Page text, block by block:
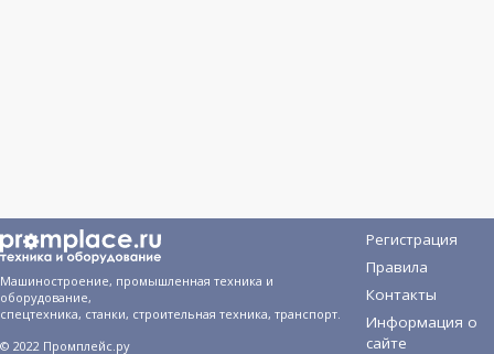
Машиностроение, промышленная техника и
оборудование,
спецтехника, станки, строительная техника, транспорт.
© 2022 Промплейс.ру
Регистрация
Правила
Контакты
Информация о
сайте